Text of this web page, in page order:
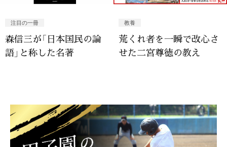
注目の一冊
森信三が「日本国民の論
語」と称した名著
教養
荒くれ者を一瞬で改心さ
せた二宮尊徳の教え